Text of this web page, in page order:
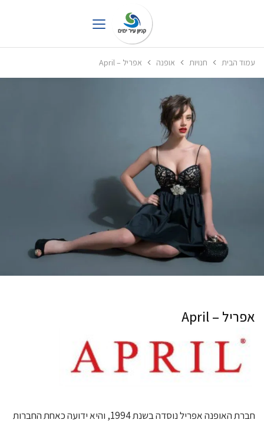
עמוד הבית חנויות אופנה אפריל – April
אפריל – April
חברת האופנה אפריל נוסדה בשנת 1994, והיא ידועה כאחת החברות